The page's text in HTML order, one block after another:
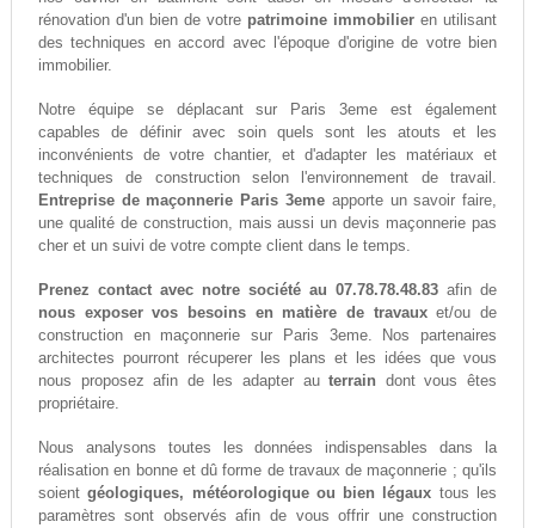
rénovation d'un bien de votre patrimoine immobilier en utilisant
des techniques en accord avec l'époque d'origine de votre bien
immobilier.
Notre équipe se déplacant sur Paris 3eme est également
capables de définir avec soin quels sont les atouts et les
inconvénients de votre chantier, et d'adapter les matériaux et
techniques de construction selon l'environnement de travail.
Entreprise de maçonnerie Paris 3eme apporte un savoir faire,
une qualité de construction, mais aussi un devis maçonnerie pas
cher et un suivi de votre compte client dans le temps.
Prenez contact avec notre société au 07.78.78.48.83 afin de
nous exposer vos besoins en matière de travauxet/ou de
construction en maçonnerie sur Paris 3eme. Nos partenaires
architectes pourront récuperer les plans et les idées que vous
nous proposez afin de les adapter auterrain dont vous êtes
propriétaire.
Nous analysons toutes les données indispensables dans la
réalisation en bonne et dû forme de travaux de maçonnerie ; qu'ils
soientgéologiques, météorologique ou bien légaux tous les
paramètres sont observés afin de vous offrir une construction